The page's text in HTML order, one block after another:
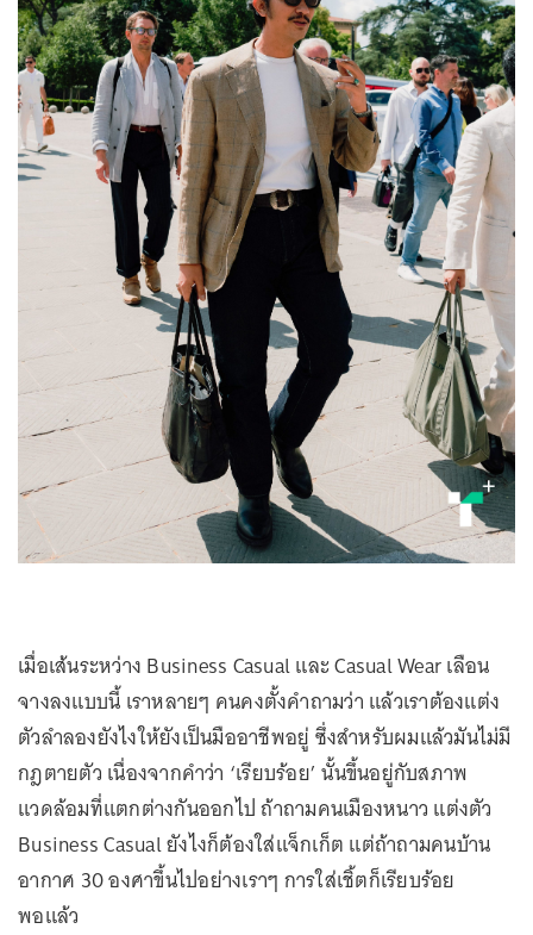
เมื่อเส้นระหว่าง Business Casual และ Casual Wear เลือน
จางลงแบบนี้ เราหลายๆ คนคงตั้งคำถามว่า แล้วเราต้องแต่ง
ตัวลำลองยังไงให้ยังเป็นมืออาชีพอยู่ ซึ่งสำหรับผมแล้วมันไม่มี
กฎตายตัว เนื่องจากคำว่า ‘เรียบร้อย’ นั้นขึ้นอยู่กับสภาพ
แวดล้อมที่แตกต่างกันออกไป ถ้าถามคนเมืองหนาว แต่งตัว
Business Casual ยังไงก็ต้องใส่แจ็กเก็ต แต่ถ้าถามคนบ้าน
อากาศ 30 องศาขึ้นไปอย่างเราๆ การใส่เชิ้ตก็เรียบร้อย
พอแล้ว